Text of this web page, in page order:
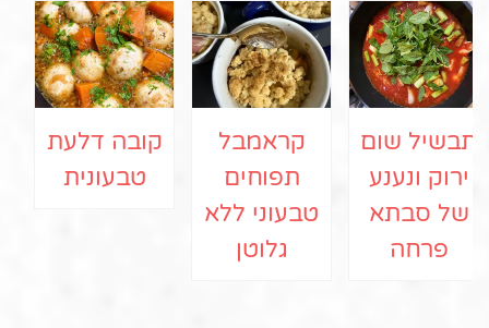
קובה דלעת
טבעונית
קראמבל
תפוחים
טבעוני ללא
גלוטן
תבשיל שום
ירוק ונענע
של סבתא
פרחה